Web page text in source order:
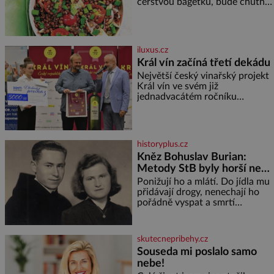
iluxus.cz
Král vín začíná třetí dekádu
Největší český vinařský projekt
Král vín ve svém již
jednadvacátém ročníku
historyplus.cz
Kněz Bohuslav Burian:
Metody StB byly horší než
gestapácké trýznění
Ponižují ho a mlátí. Do jídla mu
přidávají drogy, nenechají ho
pořádně vyspat a smrtí
estébákům podepíše všechno,
co po něm chtějí. Svým
podpisem jim potvrdí také to, že
na něj během výslechů nikdo
skutecnepribehy.cz
Souseda mi poslalo samo
nebe!